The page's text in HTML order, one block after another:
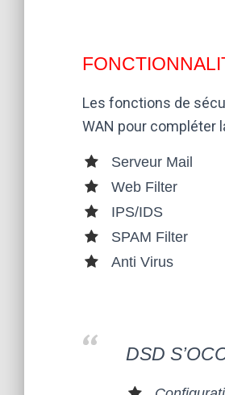
S
NE
PER
MET
TEN
Les fonctions de
WAN pour compléter
Serveur Mail
Web Filter
IPS/IDS
SPAM Filter
Anti Virus
DSD